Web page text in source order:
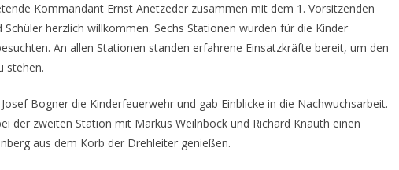
Kommandant Ernst Anetzeder zusammen mit dem 1. Vorsitzenden
Schüler herzlich willkommen. Sechs Stationen wurden für die Kinder
An allen Stationen standen erfahrene Einsatzkräfte bereit, um den
stehen.
Bogner die Kinderfeuerwehr und gab Einblicke in die Nachwuchsarbeit.
der zweiten Station mit Markus Weilnböck und Richard Knauth einen
aus dem Korb der Drehleiter genießen.